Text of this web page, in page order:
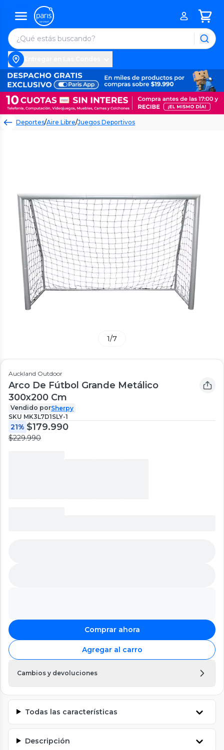
Deportes/Aire Libre/Juegos Deportivos
1/7
Auckland Outdoor
Arco De Fútbol Grande Metálico
300x200 Cm
Vendido porSherpy
SKU MK3L7D1SLY-1
21% $179.990
$229.990
Comprar ahora
Agregar al carro
Cambios y devoluciones
Todas las características
Descripción